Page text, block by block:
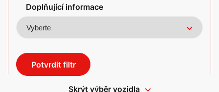
Doplňující informace
Potvrdit filtr
Skrýt výběr vozidla